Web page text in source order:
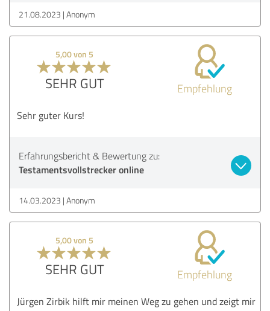
21.08.2023 Anonym
5,00 von 5
SEHR GUT Empfehlung
Sehr guter Kurs!
Erfahrungsbericht & Bewertung zu:
Testamentsvollstrecker online
14.03.2023 Anonym
5,00 von 5
SEHR GUT Empfehlung
Jürgen Zirbik hilft mir meinen Weg zu gehen und zeigt mir